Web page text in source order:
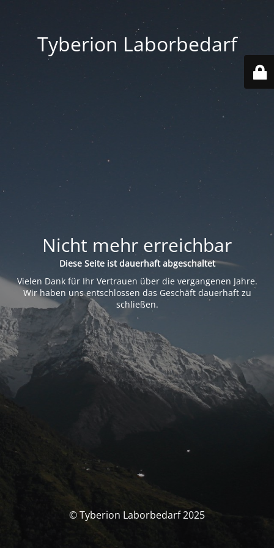
Tyberion Laborbedarf
Nicht mehr erreichbar
Diese Seite ist dauerhaft abgeschaltet
Vielen Dank für Ihr Vertrauen über die vergangenen Jahre.
Wir haben uns entschlossen das Geschäft dauerhaft zu
schließen.
© Tyberion Laborbedarf 2025